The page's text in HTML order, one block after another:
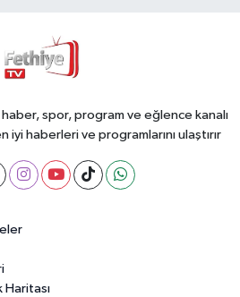
spor, program ve eğlence kanalı
haberleri ve programlarını ulaştırır
Haritası